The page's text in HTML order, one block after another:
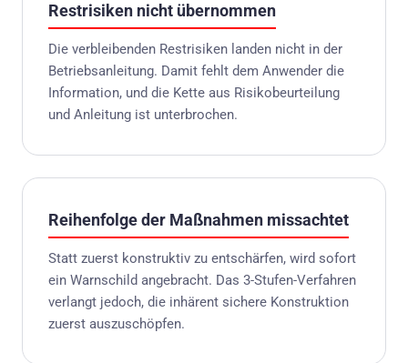
Restrisiken nicht übernommen
Die verbleibenden Restrisiken landen nicht in der
Betriebsanleitung. Damit fehlt dem Anwender die
Information, und die Kette aus Risikobeurteilung
und Anleitung ist unterbrochen.
Reihenfolge der Maßnahmen missachtet
Statt zuerst konstruktiv zu entschärfen, wird sofort
ein Warnschild angebracht. Das 3-Stufen-Verfahren
verlangt jedoch, die inhärent sichere Konstruktion
zuerst auszuschöpfen.